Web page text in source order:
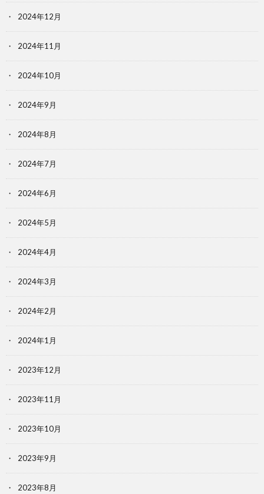
2024年12月
2024年11月
2024年10月
2024年9月
2024年8月
2024年7月
2024年6月
2024年5月
2024年4月
2024年3月
2024年2月
2024年1月
2023年12月
2023年11月
2023年10月
2023年9月
2023年8月